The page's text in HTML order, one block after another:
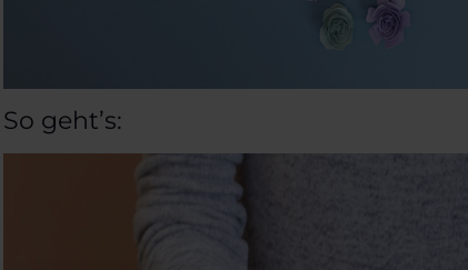
So geht’s: